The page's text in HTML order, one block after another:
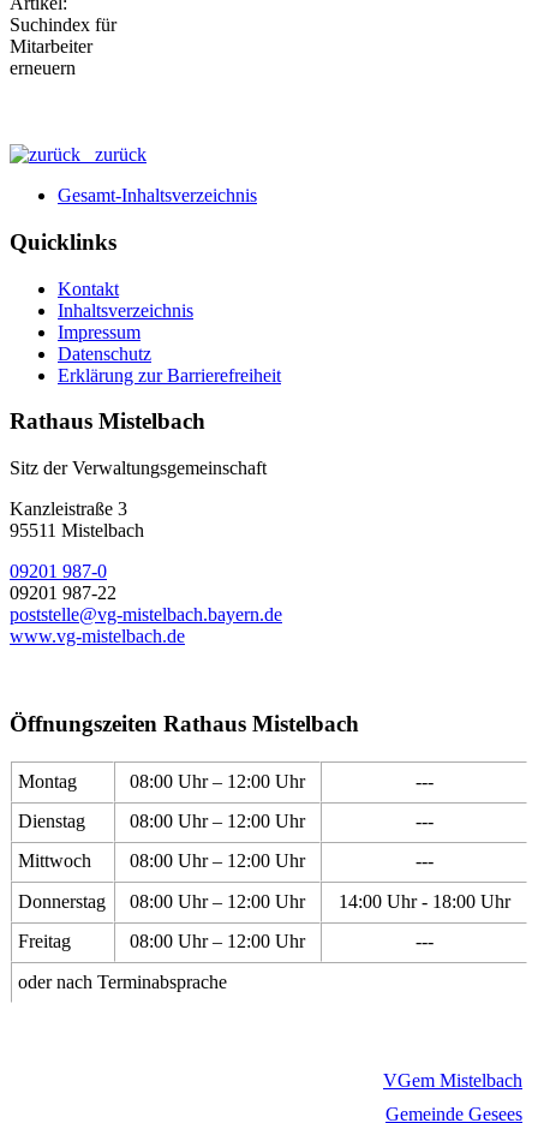
zurück
Gesamt-Inhaltsverzeichnis
Quicklinks
Kontakt
Inhaltsverzeichnis
Impressum
Datenschutz
Erklärung zur Barrierefreiheit
Rathaus Mistelbach
Sitz der Verwaltungsgemeinschaft
Kanzleistraße 3
95511 Mistelbach
09201 987-0
09201 987-22
poststelle@vg-mistelbach.bayern.de
www.vg-mistelbach.de
Öffnungszeiten Rathaus Mistelbach
Montag 08:00 Uhr – 12:00 Uhr
---
Dienstag
08:00 Uhr – 12:00 Uhr
---
Mittwoch
08:00 Uhr – 12:00 Uhr
---
Donnerstag
08:00 Uhr – 12:00 Uhr
14:00 Uhr - 18:00 Uhr
Freitag
08:00 Uhr – 12:00 Uhr
---
oder nach Terminabsprache
VGem Mistelbach
Gemeinde Gesees